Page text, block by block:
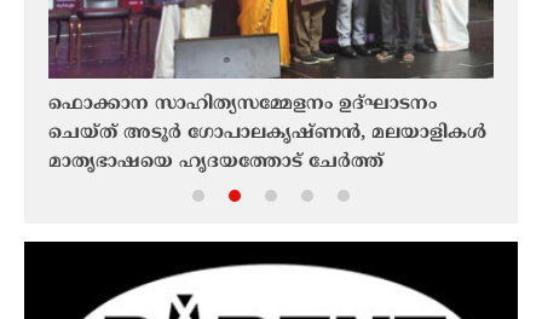
ഫൊക്കാന സാഹിത്യസമ്മേളനം ഉദ്ഘാടനം
ചെയ്ത് അടൂർ ഗോപാലകൃഷ്‌ണൻ, മലയാളികൾ
മാതൃഭാഷയെ ഹൃദയത്തോട് ചേർത്ത്
സംരക്ഷിക്കണമെന്ന് അടൂർ